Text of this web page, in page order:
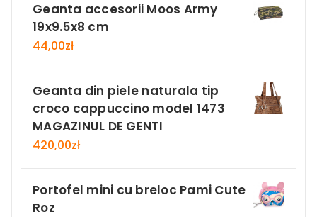
Geanta accesorii Moos Army
19x9.5x8 cm
44,00zł
Geanta din piele naturala tip
croco cappuccino model 1473
MAGAZINUL DE GENTI
420,00zł
Portofel mini cu breloc Pami Cute
Roz